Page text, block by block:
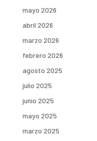
mayo 2026
abril 2026
marzo 2026
febrero 2026
agosto 2025
julio 2025
junio 2025
mayo 2025
marzo 2025